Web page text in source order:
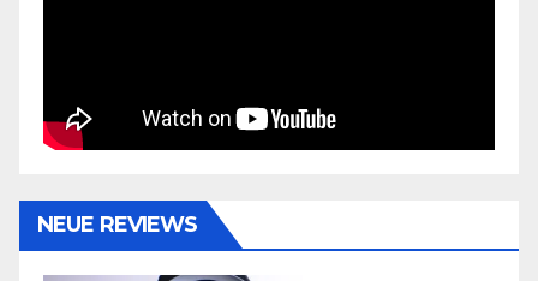
NEUE REVIEWS